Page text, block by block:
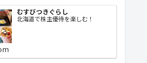
むすびつきぐらし
北海道で株主優待を楽しむ！